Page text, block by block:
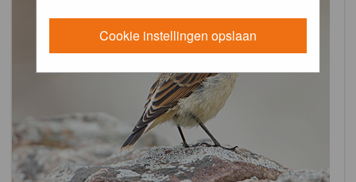
Cookie instellingen opslaan